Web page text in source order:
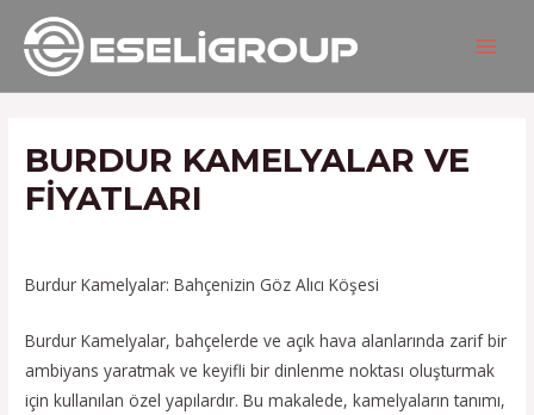
İçeriğe
atla
BURDUR KAMELYALAR VE
FIYATLARI
Burdur Kamelyalar: Bahçenizin Göz Alıcı Köşesi
Burdur Kamelyalar, bahçelerde ve açık hava alanlarında zarif bir
ambiyans yaratmak ve keyifli bir dinlenme noktası oluşturmak
için kullanılan özel yapılardır. Bu makalede, kamelyaların tanımı,
Yazı
gezinmesi